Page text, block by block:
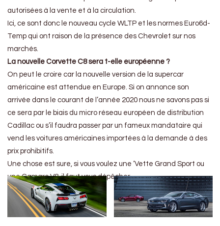
autorisées à la vente et à la circulation.
Ici, ce sont donc le nouveau cycle WLTP et les normes Euro6d-
Temp qui ont raison de la présence des Chevrolet sur nos
marchés.
La nouvelle Corvette C8 sera t-elle européenne ?
On peut le croire car la nouvelle version de la supercar
américaine est attendue en Europe. Si on annonce son
arrivée dans le courant de l’année 2020 nous ne savons pas si
ce sera par le biais du micro réseau européen de distribution
Cadillac ou s’il faudra passer par un fameux mandataire qui
vend les voitures américaines importées à la demande à des
prix prohibitifs.
Une chose est sure, si vous voulez une ‘Vette Grand Sport ou
une Camaro V8, il faut vous dépêcher.